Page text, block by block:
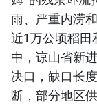
雨、严重内涝
近1万公顷稻田
中，谅山省新
决口，缺口长
断，部分地区